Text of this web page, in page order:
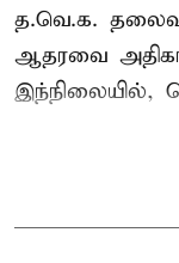
த.வெ.க.
ஆதரவை
இந்நிலையில்,